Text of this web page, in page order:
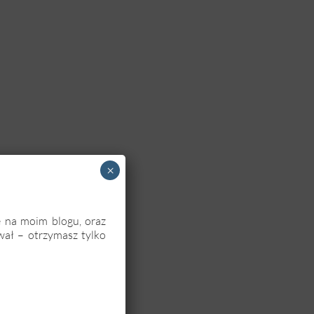
na moim blogu, oraz
– otrzymasz tylko
×